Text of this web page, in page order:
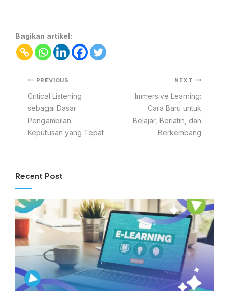
Bagikan artikel:
PREVIOUS
Critical Listening
sebagai Dasar
Pengambilan
Keputusan yang Tepat
NEXT
Immersive Learning:
Cara Baru untuk
Belajar, Berlatih, dan
Berkembang
Recent Post